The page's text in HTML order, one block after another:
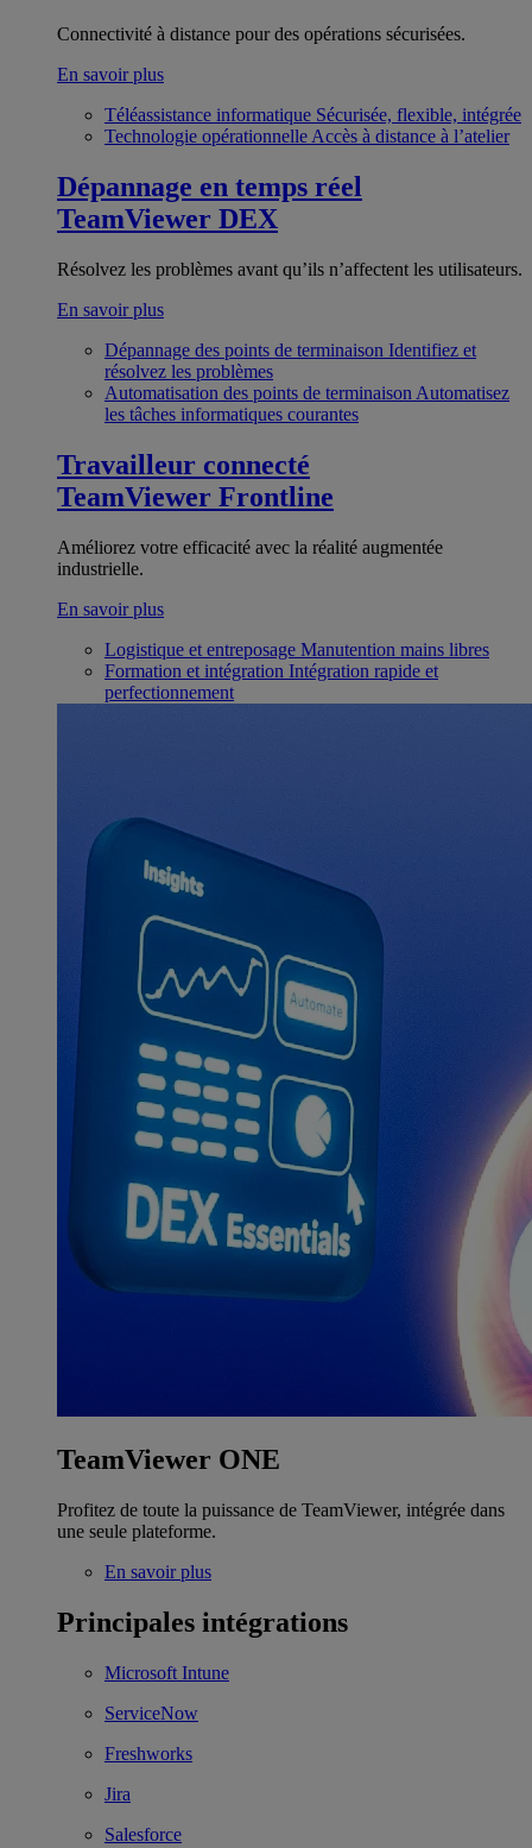
Connectivité à distance pour des opérations sécurisées.
En savoir plus
Téléassistance informatique Sécurisée, flexible, intégrée
Technologie opérationnelle Accès à distance à l’atelier
Dépannage en temps réel
TeamViewer DEX
Résolvez les problèmes avant qu’ils n’affectent les utilisateurs.
En savoir plus
Dépannage des points de terminaison Identifiez et
résolvez les problèmes
Automatisation des points de terminaison Automatisez
les tâches informatiques courantes
Travailleur connecté
TeamViewer Frontline
Améliorez votre efficacité avec la réalité augmentée
industrielle.
En savoir plus
Logistique et entreposage Manutention mains libres
Formation et intégration Intégration rapide et
perfectionnement
TeamViewer ONE
Profitez de toute la puissance de TeamViewer, intégrée dans
une seule plateforme.
En savoir plus
Principales intégrations
Microsoft Intune
ServiceNow
Freshworks
Jira
Salesforce